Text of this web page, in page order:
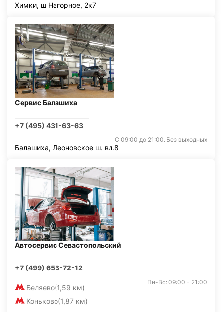
Химки, ш Нагорное, 2к7
Сервис Балашиха
+7 (495) 431-63-63
С 09:00 до 21:00. Без выходных
Балашиха, Леоновское ш. вл.8
Автосервис Севастопольский
+7 (499) 653-72-12
Беляево(1,59 км)
Коньково(1,87 км)
Пн-Вс: 09:00 - 21:00